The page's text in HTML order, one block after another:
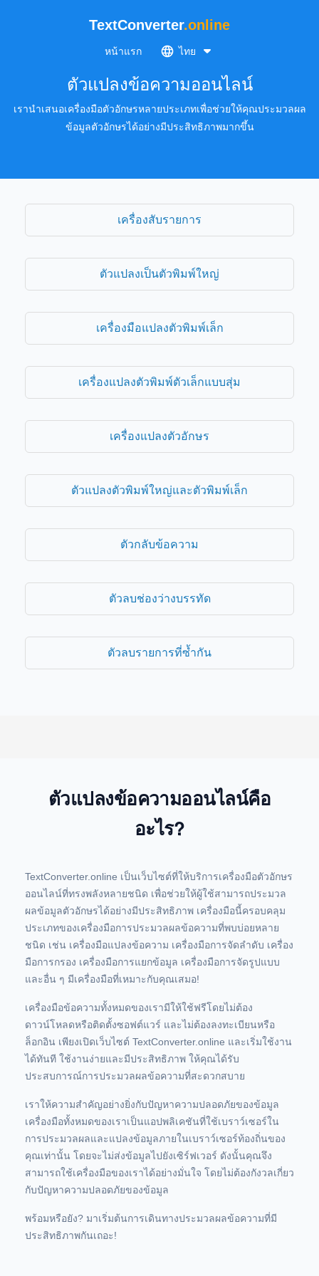
TextConverter.online
หน้าแรก ไทย
ตัวแปลงข้อความออนไลน์
เรานำเสนอเครื่องมือตัวอักษรหลายประเภทเพื่อช่วยให้คุณประมวลผล
ข้อมูลตัวอักษรได้อย่างมีประสิทธิภาพมากขึ้น
เครื่องสับรายการ
ตัวแปลงเป็นตัวพิมพ์ใหญ่
เครื่องมือแปลงตัวพิมพ์เล็ก
เครื่องแปลงตัวพิมพ์ตัวเล็กแบบสุ่ม
เครื่องแปลงตัวอักษร
ตัวแปลงตัวพิมพ์ใหญ่และตัวพิมพ์เล็ก
ตัวกลับข้อความ
ตัวลบช่องว่างบรรทัด
ตัวลบรายการที่ซ้ำกัน
ตัวแปลงข้อความออนไลน์คือ
อะไร?
TextConverter.online เป็นเว็บไซต์ที่ให้บริการเครื่องมือตัวอักษร
ออนไลน์ที่ทรงพลังหลายชนิด เพื่อช่วยให้ผู้ใช้สามารถประมวล
ผลข้อมูลตัวอักษรได้อย่างมีประสิทธิภาพ เครื่องมือนี้ครอบคลุม
ประเภทของเครื่องมือการประมวลผลข้อความที่พบบ่อยหลาย
ชนิด เช่น เครื่องมือแปลงข้อความ เครื่องมือการจัดลำดับ เครื่อง
มือการกรอง เครื่องมือการแยกข้อมูล เครื่องมือการจัดรูปแบบ
และอื่น ๆ มีเครื่องมือที่เหมาะกับคุณเสมอ!
เครื่องมือข้อความทั้งหมดของเรามีให้ใช้ฟรีโดยไม่ต้อง
ดาวน์โหลดหรือติดตั้งซอฟต์แวร์ และไม่ต้องลงทะเบียนหรือ
ล็อกอิน เพียงเปิดเว็บไซต์ TextConverter.online และเริ่มใช้งาน
ได้ทันที ใช้งานง่ายและมีประสิทธิภาพ ให้คุณได้รับ
ประสบการณ์การประมวลผลข้อความที่สะดวกสบาย
เราให้ความสำคัญอย่างยิ่งกับปัญหาความปลอดภัยของข้อมูล
เครื่องมือทั้งหมดของเราเป็นแอปพลิเคชันที่ใช้เบราว์เซอร์ใน
การประมวลผลและแปลงข้อมูลภายในเบราว์เซอร์ท้องถิ่นของ
คุณเท่านั้น โดยจะไม่ส่งข้อมูลไปยังเซิร์ฟเวอร์ ดังนั้นคุณจึง
สามารถใช้เครื่องมือของเราได้อย่างมั่นใจ โดยไม่ต้องกังวลเกี่ยว
กับปัญหาความปลอดภัยของข้อมูล
พร้อมหรือยัง? มาเริ่มต้นการเดินทางประมวลผลข้อความที่มี
ประสิทธิภาพกันเถอะ!